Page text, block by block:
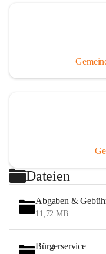
Dateien
Abgaben &
11,72 MB
Bürgerservice